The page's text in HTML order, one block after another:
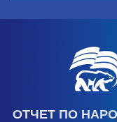
ОТЧЕТ ПО